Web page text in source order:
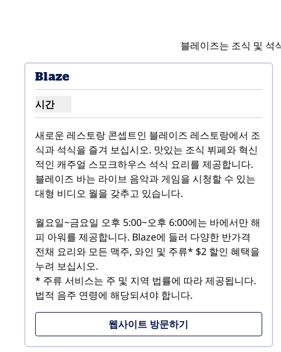
블레이즈는 조식 및 석
Blaze
시간
Blaze의 시간 표시
새로운 레스토랑 콘셉트인 블레이즈 레스토랑에서 조
식과 석식을 즐겨 보십시오. 맛있는 조식 뷔페와 혁신
적인 캐주얼 스모크하우스 석식 요리를 제공합니다.
블레이즈 바는 라이브 음악과 게임을 시청할 수 있는
대형 비디오 월을 갖추고 있습니다.
월요일~금요일 오후 5:00~오후 6:00에는 바에서만 해
피 아워를 제공합니다. Blaze에 들러 다양한 반가격
전채 요리와 모든 맥주, 와인 및 주류* $2 할인 혜택을
누려 보십시오.
* 주류 서비스는 주 및 지역 법률에 따라 제공됩니다.
법적 음주 연령에 해당되셔야 합니다.
웹사이트 방문하기